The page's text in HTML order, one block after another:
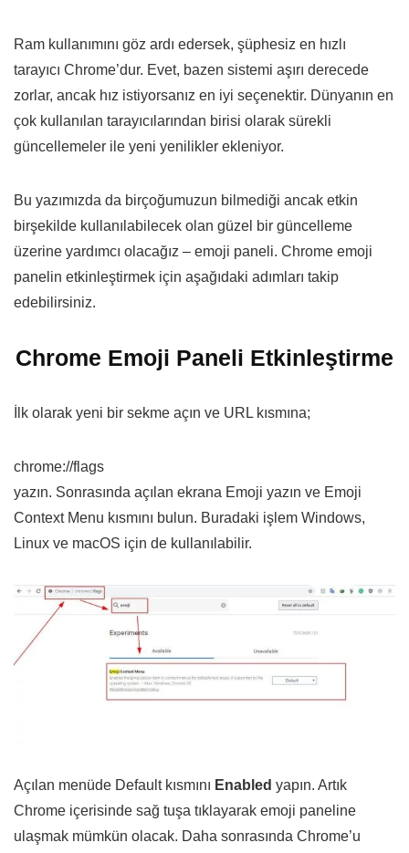
Ram kullanımını göz ardı edersek, şüphesiz en hızlı
tarayıcı Chrome’dur. Evet, bazen sistemi aşırı derecede
zorlar, ancak hız istiyorsanız en iyi seçenektir. Dünyanın en
çok kullanılan tarayıcılarından birisi olarak sürekli
güncellemeler ile yeni yenilikler ekleniyor.
Bu yazımızda da birçoğumuzun bilmediği ancak etkin
birşekilde kullanılabilecek olan güzel bir güncelleme
üzerine yardımcı olacağız – emoji paneli. Chrome emoji
panelin etkinleştirmek için aşağıdaki adımları takip
edebilirsiniz.
Chrome Emoji Paneli Etkinleştirme
İlk olarak yeni bir sekme açın ve URL kısmına;
chrome://flags
yazın. Sonrasında açılan ekrana Emoji yazın ve Emoji
Context Menu kısmını bulun. Buradaki işlem Windows,
Linux ve macOS için de kullanılabilir.
Açılan menüde Default kısmını Enabled yapın. Artık
Chrome içerisinde sağ tuşa tıklayarak emoji paneline
ulaşmak mümkün olacak. Daha sonrasında Chrome’u